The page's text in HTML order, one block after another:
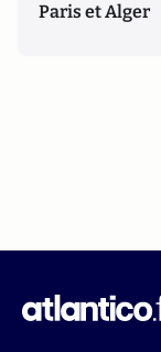
Paris et Alger